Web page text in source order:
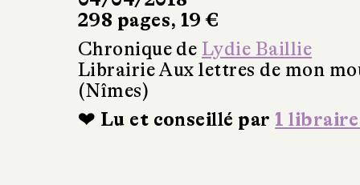
298 pages, 19 €
Chronique de Lydie Baillie
Librairie Aux lettres de mon
(Nîmes)
❤ Lu et conseillé par 1